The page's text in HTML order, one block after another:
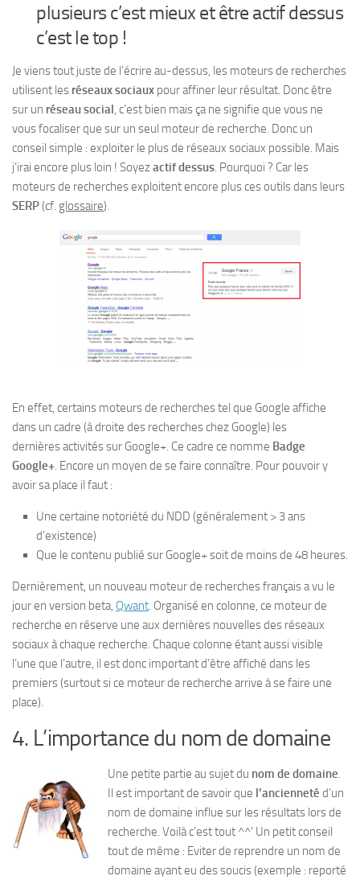
plusieurs c’est mieux et être actif dessus
c’est le top !
Je viens tout juste de l’écrire au-dessus, les moteurs de recherches
utilisent les réseaux sociaux pour affiner leur résultat. Donc être
sur un réseau social, c’est bien mais ça ne signifie que vous ne
vous focaliser que sur un seul moteur de recherche. Donc un
conseil simple : exploiter le plus de réseaux sociaux possible. Mais
j’irai encore plus loin ! Soyezactif dessus. Pourquoi ? Car les
moteurs de recherches exploitent encore plus ces outils dans leurs
SERP(cf. glossaire).
En effet, certains moteurs de recherches tel que Google affiche
dans un cadre (à droite des recherches chez Google) les
dernières activités sur Google+. Ce cadre ce nomme Badge
Google+. Encore un moyen de se faire connaître. Pour pouvoir y
avoir sa place il faut :
Une certaine notoriété du NDD (généralement > 3 ans
d’existence)
Que le contenu publié sur Google+ soit de moins de 48 heures.
Dernièrement, un nouveau moteur de recherches français a vu le
jour en version beta, Qwant. Organisé en colonne, ce moteur de
recherche en réserve une aux dernières nouvelles des réseaux
sociaux à chaque recherche. Chaque colonne étant aussi visible
l’une que l’autre, il est donc important d’être affiché dans les
premiers (surtout si ce moteur de recherche arrive à se faire une
place).
4. L’importance du nom de domaine
Une petite partie au sujet du nom de domaine.
Il est important de savoir que l’ancienneté d’un
nom de domaine influe sur les résultats lors de
recherche. Voilà c’est tout ^^’ Un petit conseil
tout de même : Eviter de reprendre un nom de
domaine ayant eu des soucis (exemple : reporté